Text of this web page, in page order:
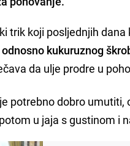
trik koji posljednjih
kukuruznog
da ulje prodre u
potrebno dobro
u jaja s gustinom i